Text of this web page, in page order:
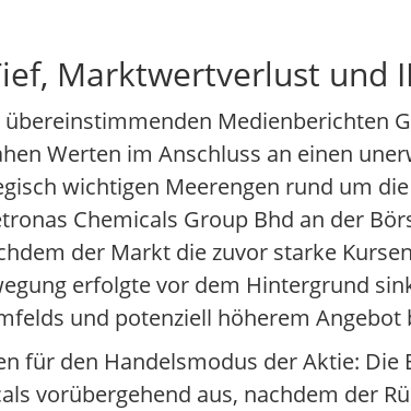
Marktwertverlust und
Medienberichten
Werten im Anschluss an einen
wichtigen Meerengen rund um
Chemicals Group Bhd an der
der Markt die zuvor starke
erfolgte vor dem Hintergrund
und potenziell höherem
für den Handelsmodus der Aktie: Die
vorübergehend aus, nachdem der